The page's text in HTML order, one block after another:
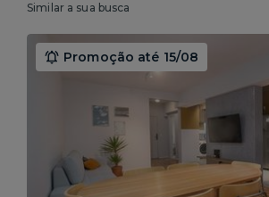
Similar a sua busca
Promoção até 15/08